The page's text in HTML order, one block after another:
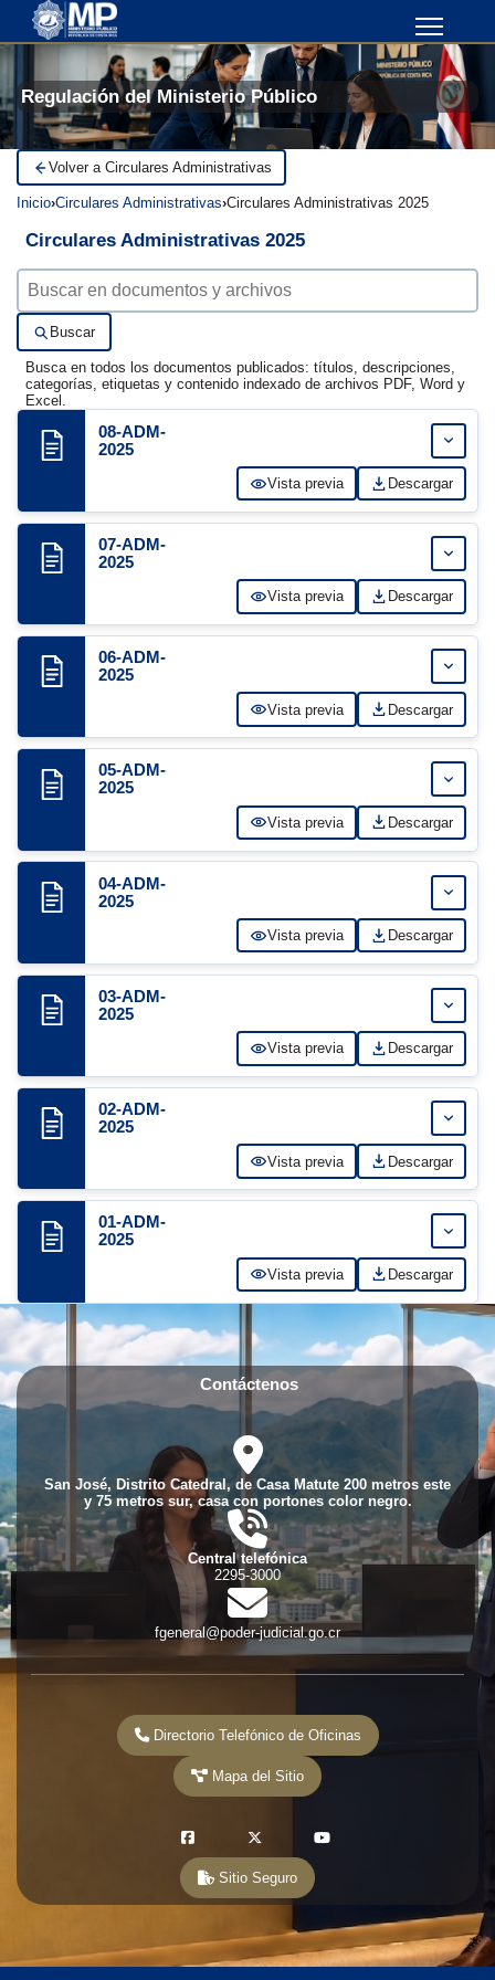
Regulación del Ministerio Público
Volver a Circulares Administrativas
Inicio Circulares Administrativas Circulares Administrativas 2025
Circulares Administrativas 2025
Buscar documentos
Buscar
Busca en todos los documentos publicados: títulos, descripciones,
categorías, etiquetas y contenido indexado de archivos PDF, Word y
Excel.
08-ADM-
2025
Vista previa Descargar
07-ADM-
2025
Vista previa Descargar
06-ADM-
2025
Vista previa Descargar
05-ADM-
2025
Vista previa Descargar
04-ADM-
2025
Vista previa Descargar
03-ADM-
2025
Vista previa Descargar
02-ADM-
2025
Vista previa Descargar
01-ADM-
2025
Vista previa Descargar
Contáctenos
fas
fa-
location-
dot
San José, Distrito Catedral, de Casa Matute 200 metros este
y 75 metros sur, casa con portones color negro.
fa-
phone-
volume
Central telefónica
2295-3000
fas
fa-
envelope
fgeneral@poder-judicial.go.cr
Directorio Telefónico de Oficinas
Mapa del Sitio
fa-
square-
facebook
fa-
x-
twitter
fa-
youtube
Sitio Seguro